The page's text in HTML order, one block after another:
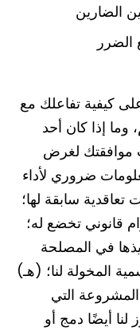
الضارين
الضرر
كيفية تفاعلك مع
وما إذا كان أحد
موافقتك لغرض
ضروري لأداء
سابقة لها؛
قانوني تخضع له؛
في المصلحة
المخولة لنا؛ (هـ)
التي
أيضًا دمج أو